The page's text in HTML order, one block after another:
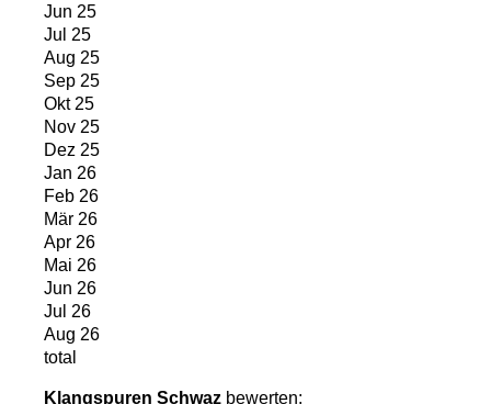
Jun 25
Jul 25
Aug 25
Sep 25
Okt 25
Nov 25
Dez 25
Jan 26
Feb 26
Mär 26
Apr 26
Mai 26
Jun 26
Jul 26
Aug 26
total
Klangspuren Schwaz bewerten: